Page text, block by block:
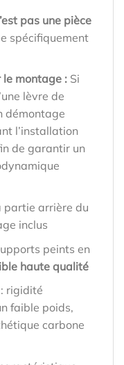
pas une pièce
spécifiquement
montage : Si
lèvre de
démontage
l’installation
de garantir un
partie arrière du
inclus
peints en
haute qualité
rigidité
faible poids,
carbone